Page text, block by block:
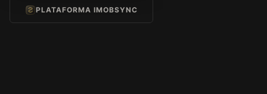
PLATAFORMA IMOBSYNC